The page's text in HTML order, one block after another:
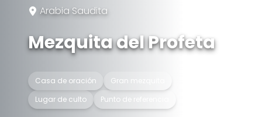
Arabia Saudita
Mezquita del Profeta
Casa de oración
Gran mezquita
Lugar de culto
Punto de referencia